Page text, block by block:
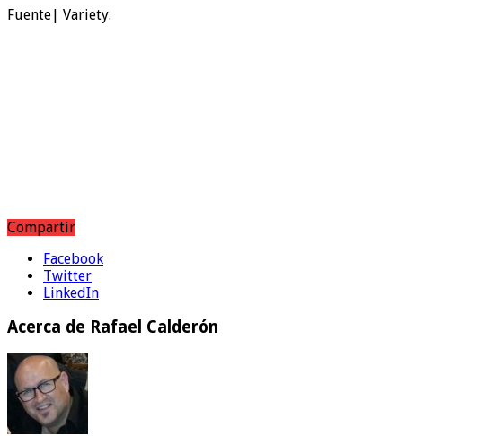
Fuente| Variety.
Compartir
Facebook
Twitter
LinkedIn
Acerca de Rafael Calderón